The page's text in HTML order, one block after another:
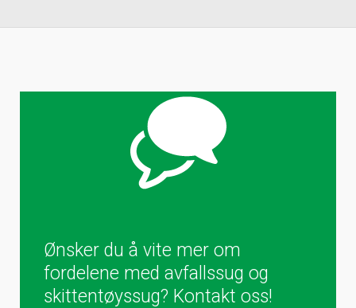
Ønsker du å vite mer om
fordelene med avfallssug og
skittentøyssug? Kontakt oss!